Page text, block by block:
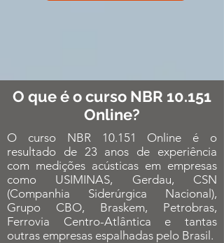
O que é o curso NBR 10.151
Online?
O curso NBR 10.151 Online é o
resultado de 23 anos de experiência
com medições acústicas em empresas
como USIMINAS, Gerdau, CSN
(Companhia Siderúrgica Nacional),
Grupo CBO, Braskem, Petrobras,
Ferrovia Centro-Atlântica e tantas
outras empresas espalhadas pelo Brasil.